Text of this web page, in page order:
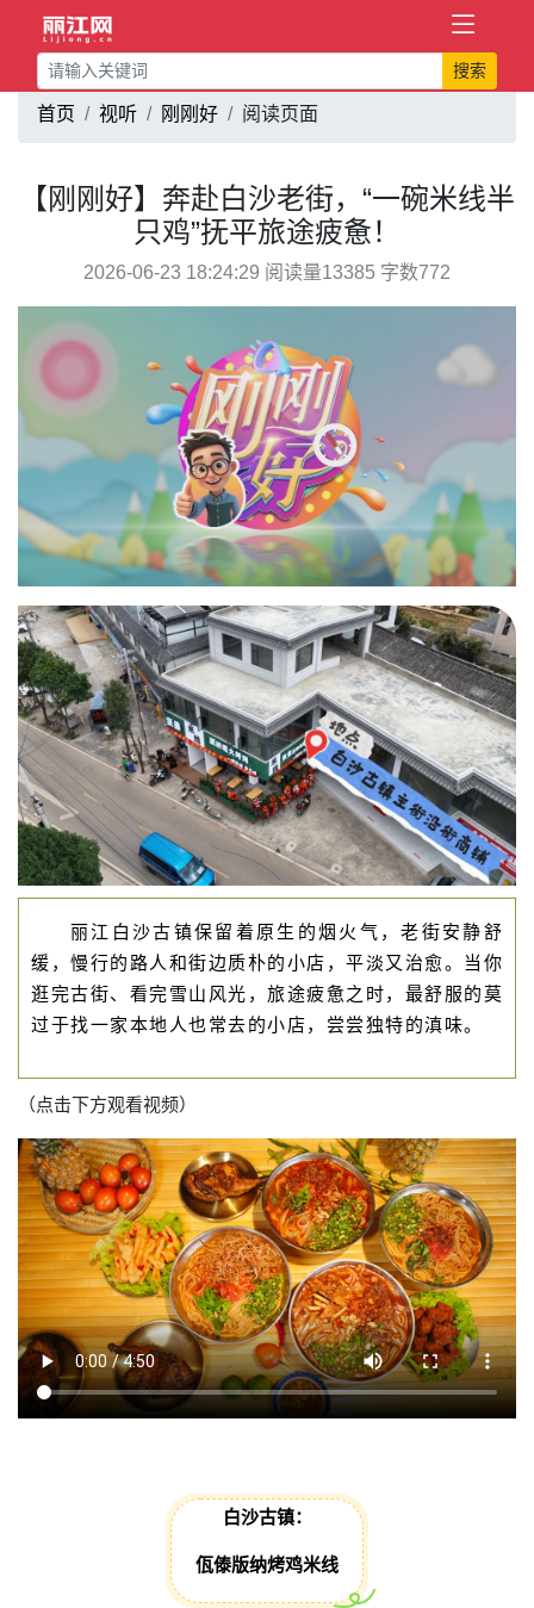
搜索
首页 视听 刚刚好 阅读页面
【刚刚好】奔赴白沙老街，“一碗米线半
只鸡”抚平旅途疲惫！
2026-06-23 18:24:29 阅读量13385 字数772
丽江白沙古镇保留着原生的烟火气，老街安静舒
缓，慢行的路人和街边质朴的小店，平淡又治愈。当你
逛完古街、看完雪山风光，旅途疲惫之时，最舒服的莫
过于找一家本地人也常去的小店，尝尝独特的滇味。
（点击下方观看视频）
白沙古镇：
佤傣版纳烤鸡米线